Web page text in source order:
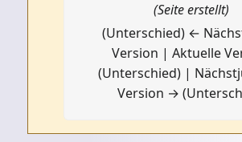
(Seite erstellt)
(Unterschied) ←
Version | Aktuelle
(Unterschied) |
Version →